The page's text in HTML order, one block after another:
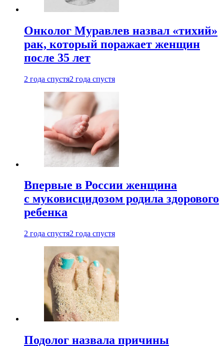
Онколог Муравлев назвал «тихий»
рак, который поражает женщин
после 35 лет
2 года спустя2 года спустя
Впервые в России женщина
с муковисцидозом родила здорового
ребенка
2 года спустя2 года спустя
Подолог назвала причины